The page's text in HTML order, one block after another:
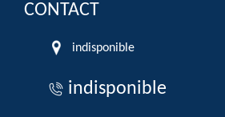
CONTACT
indisponible
indisponible